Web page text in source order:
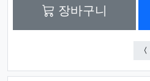
장바구니